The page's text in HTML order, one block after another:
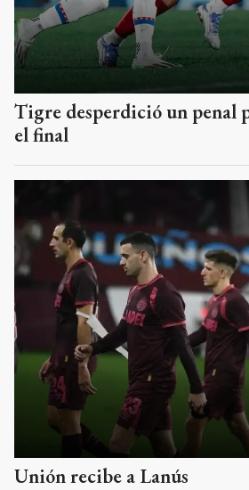
Tigre desperdició un penal
el final
Unión recibe a Lanús